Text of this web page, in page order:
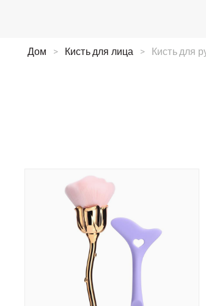
Дом > Кисть для лица > Кисть для